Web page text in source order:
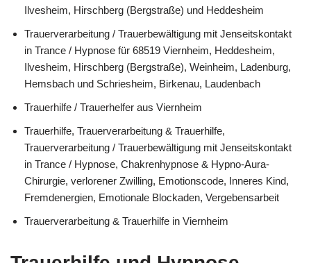
Ilvesheim, Hirschberg (Bergstraße) und Heddesheim
Trauerverarbeitung / Trauerbewältigung mit Jenseitskontakt
in Trance / Hypnose für 68519 Viernheim, Heddesheim,
Ilvesheim, Hirschberg (Bergstraße), Weinheim, Ladenburg,
Hemsbach und Schriesheim, Birkenau, Laudenbach
Trauerhilfe / Trauerhelfer aus Viernheim
Trauerhilfe, Trauerverarbeitung & Trauerhilfe,
Trauerverarbeitung / Trauerbewältigung mit Jenseitskontakt
in Trance / Hypnose, Chakrenhypnose & Hypno-Aura-
Chirurgie, verlorener Zwilling, Emotionscode, Inneres Kind,
Fremdenergien, Emotionale Blockaden, Vergebensarbeit
Trauerverarbeitung & Trauerhilfe in Viernheim